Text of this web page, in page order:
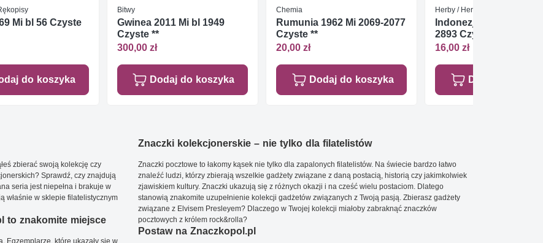
Mi bl 56 Czyste
do koszyka
Bitwy
Gwinea 2011 Mi bl 1949
Czyste **
300,00 zł
Dodaj do koszyka
Chemia
Rumunia 1962 Mi 2069-2077
Czyste **
20,00 zł
Dodaj do koszyka
Herby / Heraldyka / Symbole
Indonezja 2011 Mi
2893 Czyste **
16,00 zł
Dodaj do
zbierać swoją kolekcję czy
Sprawdź, czy znajdują
seria jest niepełna i brakuje w
właśnie w sklepie filatelistycznym
to znakomite miejsce
Egzemplarze, które ukazały się w
Znaczki kolekcjonerskie – nie tylko dla filatelistów
Znaczki pocztowe to łakomy kąsek nie tylko dla zapalonych filatelistów. Na świecie bardzo łatwo
znaleźć ludzi, którzy zbierają wszelkie gadżety związane z daną postacią, historią czy jakimkolwiek
zjawiskiem kultury. Znaczki ukazują się z różnych okazji i na cześć wielu postaciom. Dlatego
stanowią znakomite uzupełnienie kolekcji gadżetów związanych z Twoją pasją. Zbierasz gadżety
związane z Elvisem Presleyem? Dlaczego w Twojej kolekcji miałoby zabraknąć znaczków
pocztowych z królem rock&rolla?
Postaw na Znaczkopol.pl